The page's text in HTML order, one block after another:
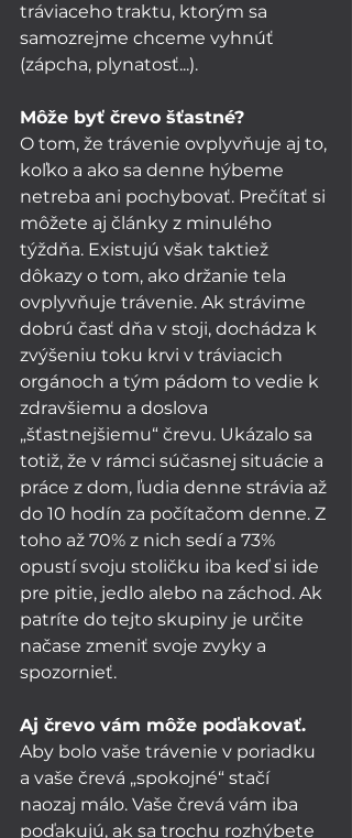
tráviaceho traktu, ktorým sa
samozrejme chceme vyhnúť
(zápcha, plynatosť...).
Môže byť črevo šťastné?
O tom, že trávenie ovplyvňuje aj to,
koľko a ako sa denne hýbeme
netreba ani pochybovať. Prečítať si
môžete aj články z minulého
týždňa. Existujú však taktiež
dôkazy o tom, ako držanie tela
ovplyvňuje trávenie. Ak strávime
dobrú časť dňa v stoji, dochádza k
zvýšeniu toku krvi v tráviacich
orgánoch a tým pádom to vedie k
zdravšiemu a doslova
„šťastnejšiemu“ črevu. Ukázalo sa
totiž, že v rámci súčasnej situácie a
práce z dom, ľudia denne strávia až
do 10 hodín za počítačom denne. Z
toho až 70% z nich sedí a 73%
opustí svoju stoličku iba keď si ide
pre pitie, jedlo alebo na záchod. Ak
patríte do tejto skupiny je určite
načase zmeniť svoje zvyky a
spozornieť.
Aj črevo vám môže poďakovať.
Aby bolo vaše trávenie v poriadku
a vaše črevá „spokojné“ stačí
naozaj málo. Vaše črevá vám iba
poďakujú, ak sa trochu rozhýbete